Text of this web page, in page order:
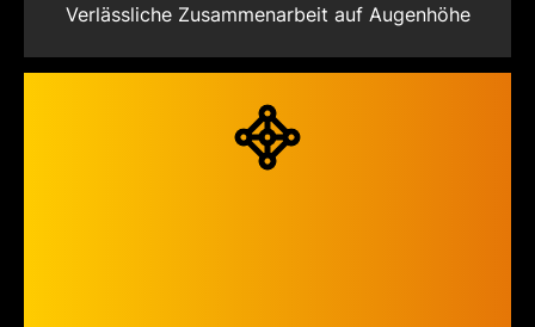
Verlässliche Zusammenarbeit auf Augenhöhe